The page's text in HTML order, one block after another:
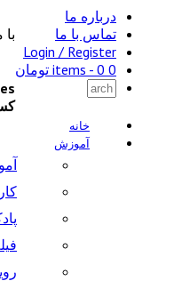
درباره ما
تماس با ما
Login / Register
0 items -
0 تومان
خانه
آموزش